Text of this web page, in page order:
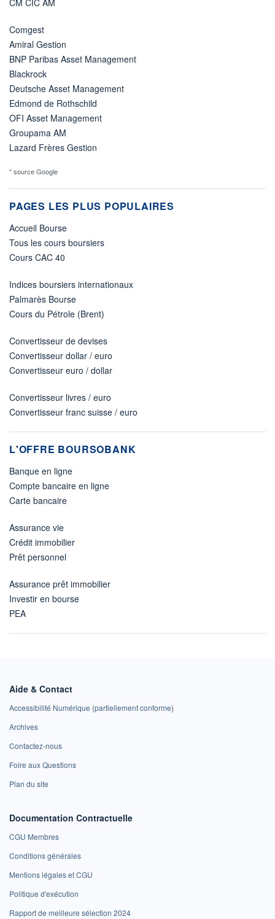
CM CIC AM
Comgest
Amiral Gestion
BNP Paribas Asset Management
Blackrock
Deutsche Asset Management
Edmond de Rothschild
OFI Asset Management
Groupama AM
Lazard Frères Gestion
* source Google
PAGES LES PLUS POPULAIRES
Accueil Bourse
Tous les cours boursiers
Cours CAC 40
Indices boursiers internationaux
Palmarès Bourse
Cours du Pétrole (Brent)
Convertisseur de devises
Convertisseur dollar / euro
Convertisseur euro / dollar
Convertisseur livres / euro
Convertisseur franc suisse / euro
L'OFFRE BOURSOBANK
Banque en ligne
Compte bancaire en ligne
Carte bancaire
Assurance vie
Crédit immobilier
Prêt personnel
Assurance prêt immobilier
Investir en bourse
PEA
Aide & Contact
Accessibilité Numérique (partiellement conforme)
Archives
Contactez-nous
Foire aux Questions
Plan du site
Documentation Contractuelle
CGU Membres
Conditions générales
Mentions légales et CGU
Politique d'exécution
Rapport de meilleure sélection 2024